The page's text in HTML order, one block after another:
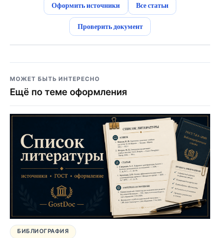
Оформить источники Все статьи
Проверить документ
МОЖЕТ БЫТЬ ИНТЕРЕСНО
Ещё по теме оформления
БИБЛИОГРАФИЯ